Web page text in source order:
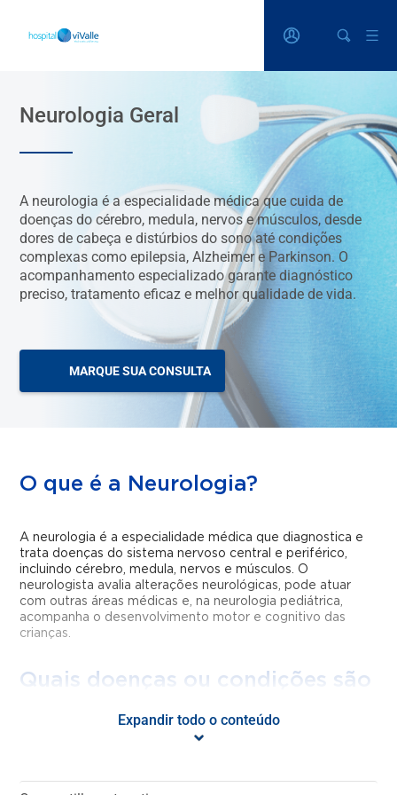
Neurologia Geral
A neurologia é a especialidade médica que cuida de
doenças do cérebro, medula, nervos e músculos, desde
dores de cabeça e distúrbios do sono até condições
complexas como epilepsia, Alzheimer e Parkinson. O
acompanhamento especializado garante diagnóstico
preciso, tratamento eficaz e melhor qualidade de vida.
MARQUE SUA CONSULTA
O que é a Neurologia?
A neurologia é a especialidade médica que diagnostica e
trata doenças do sistema nervoso central e periférico,
incluindo cérebro, medula, nervos e músculos. O
neurologista avalia alterações neurológicas, pode atuar
com outras áreas médicas e, na neurologia pediátrica,
acompanha o desenvolvimento motor e cognitivo das
crianças.
Quais doenças ou condições são
estão:
Expandir todo o conteúdo